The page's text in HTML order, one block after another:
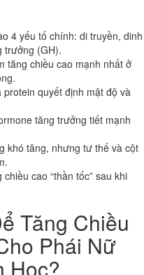
4 yếu tố chính: di truyền, dinh
trưởng (GH).
tăng chiều cao mạnh nhất ở
quyết định mật độ và
tăng trưởng tiết mạnh
khó tăng, nhưng tư thế và cột
cao “thần tốc” sau khi
Tăng Chiều
Phái Nữ
Học?